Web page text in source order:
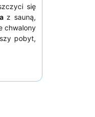
się
z sauną,
chwalony
pobyt,